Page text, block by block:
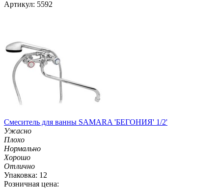
Артикул: 5592
Смеситель для ванны SAMARA 'БЕГОНИЯ' 1/2'
Ужасно
Плохо
Нормально
Хорошо
Отлично
Упаковка: 12
Розничная цена: